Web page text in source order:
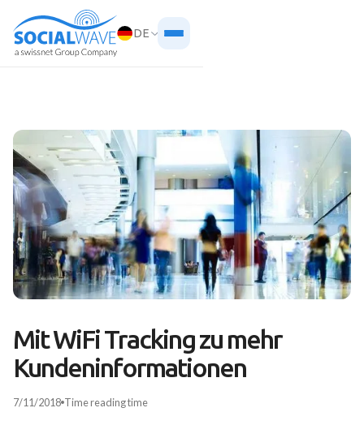
DE
Mit WiFi Tracking zu mehr
Kundeninformationen
7/11/2018 Timereading time